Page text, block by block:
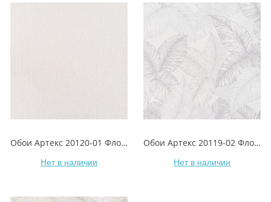
Обои Артекс 20120-01 Флора
Нет в наличии
Обои Артекс 20119-02 Флора
Нет в наличии